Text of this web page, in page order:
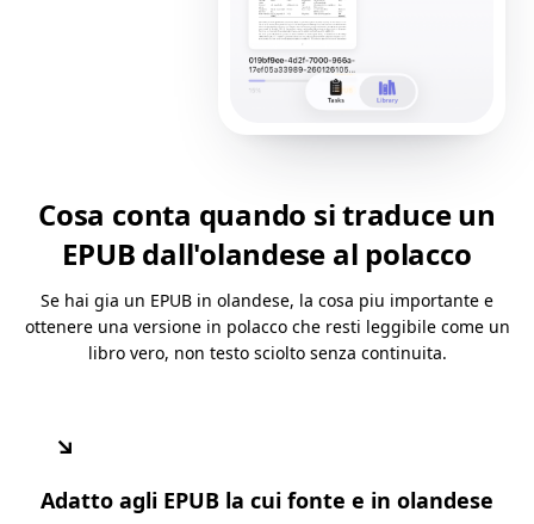
Cosa conta quando si traduce un
EPUB dall'olandese al polacco
Se hai gia un EPUB in olandese, la cosa piu importante e
ottenere una versione in polacco che resti leggibile come un
libro vero, non testo sciolto senza continuita.
↘
Adatto agli EPUB la cui fonte e in olandese